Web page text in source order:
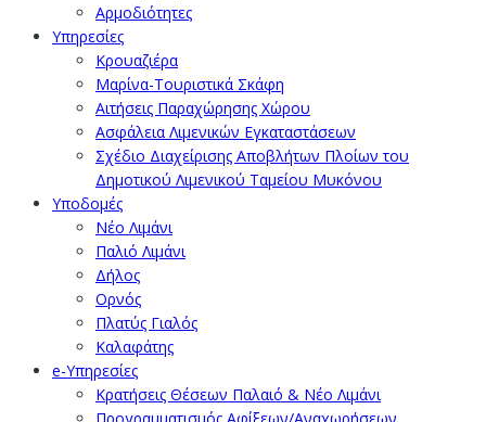
Αρμοδιότητες
Υπηρεσίες
Κρουαζιέρα
Μαρίνα-Τουριστικά Σκάφη
Αιτήσεις Παραχώρησης Χώρου
Ασφάλεια Λιμενικών Εγκαταστάσεων
Σχέδιο Διαχείρισης Αποβλήτων Πλοίων του
Δημοτικού Λιμενικού Ταμείου Μυκόνου
Υποδομές
Νέο Λιμάνι
Παλιό Λιμάνι
Δήλος
Ορνός
Πλατύς Γιαλός
Καλαφάτης
e-Υπηρεσίες
Κρατήσεις Θέσεων Παλαιό & Νέο Λιμάνι